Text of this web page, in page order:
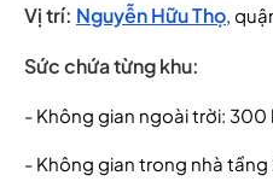
Vị trí: Nguyễn Hữu Thọ ,
Sức chứa từng khu:
- Không gian ngoài trời: 300
- Không gian trong nhà tầng